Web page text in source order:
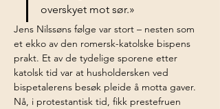
overskyet mot sør.»
Jens Nilssøns følge var stort – nesten som
et ekko av den romersk-katolske bispens
prakt. Et av de tydelige sporene etter
katolsk tid var at husholdersken ved
bispetalerens besøk pleide å motta gaver.
Nå, i protestantisk tid, fikk prestefruen